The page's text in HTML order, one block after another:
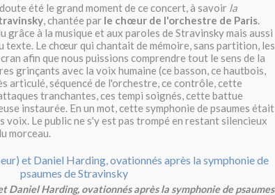
été le grand moment de ce concert, à savoir la
, chantée par le chœur de l'orchestre de Paris.
grâce à la musique et aux paroles de Stravinsky mais aussi
Le chœur qui chantait de mémoire, sans partition, les
afin que nous puissions comprendre tout le sens de la
grinçants avec la voix humaine (ce basson, ce hautbois,
articulé, séquencé de l'orchestre, ce contrôle, cette
tranchantes, ces tempi soignés, cette battue
instaurée. En un mot, cette symphonie de psaumes était
voix. Le public ne s'y est pas trompé en restant silencieux
morceau.
Daniel Harding, ovationnés après la symphonie de psaumes